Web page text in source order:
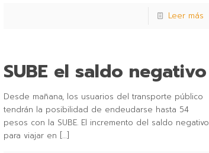
Leer más
SUBE el saldo negativo
Desde mañana, los usuarios del transporte público
tendrán la posibilidad de endeudarse hasta 54
pesos con la SUBE. El incremento del saldo negativo
para viajar en […]